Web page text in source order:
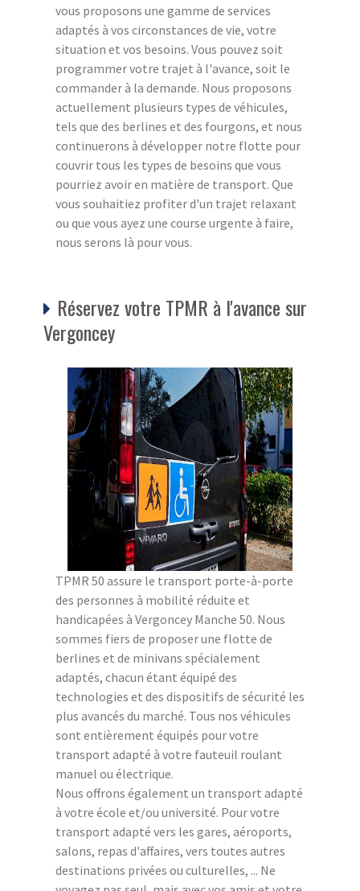
vous proposons une gamme de services
adaptés à vos circonstances de vie, votre
situation et vos besoins. Vous pouvez soit
programmer votre trajet à l'avance, soit le
commander à la demande. Nous proposons
actuellement plusieurs types de véhicules,
tels que des berlines et des fourgons, et nous
continuerons à développer notre flotte pour
couvrir tous les types de besoins que vous
pourriez avoir en matière de transport. Que
vous souhaitiez profiter d'un trajet relaxant
ou que vous ayez une course urgente à faire,
nous serons là pour vous.
Réservez votre TPMR à l'avance sur
Vergoncey
TPMR 50 assure le transport porte-à-porte
des personnes à mobilité réduite et
handicapées à Vergoncey Manche 50. Nous
sommes fiers de proposer une flotte de
berlines et de minivans spécialement
adaptés, chacun étant équipé des
technologies et des dispositifs de sécurité les
plus avancés du marché. Tous nos véhicules
sont entièrement équipés pour votre
transport adapté à votre fauteuil roulant
manuel ou électrique.
Nous offrons également un transport adapté
à votre école et/ou université. Pour votre
transport adapté vers les gares, aéroports,
salons, repas d'affaires, vers toutes autres
destinations privées ou culturelles, ... Ne